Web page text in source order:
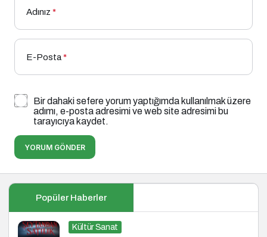
Adınız *
E-Posta*
Bir dahaki sefere yorum yaptığımda kullanılmak üzere
adımı, e-posta adresimi ve web site adresimi bu
tarayıcıya kaydet.
YORUM GÖNDER
Popüler Haberler
Kültür Sanat